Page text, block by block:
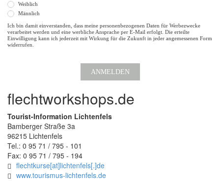
Weiblich
Männlich
Ich bin damit einverstanden, dass meine personenbezogenen Daten für Werbezwecke
verarbeitet werden und eine werbliche Ansprache per E-Mail erfolgt. Die erteilte
Einwilligung kann ich jederzeit mit Wirkung für die Zukunft in jeder angemessenen Form
widerrufen.
ANMELDEN
flechtworkshops.de
Tourist-Information Lichtenfels
Bamberger Straße 3a
96215 Lichtenfels
Tel.: 0 95 71 / 795 - 101
Fax: 0 95 71 / 795 - 194
flechtkurse[at]lichtenfels[.]de
www.tourismus-lichtenfels.de